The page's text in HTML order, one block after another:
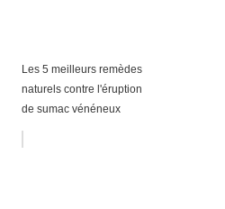
Les 5 meilleurs remèdes
naturels contre l'éruption
de sumac vénéneux